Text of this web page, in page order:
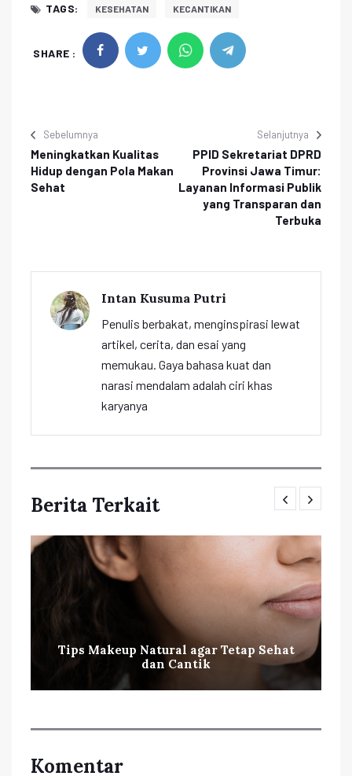
TAGS: KESEHATAN KECANTIKAN
SHARE :
Sebelumnya
Meningkatkan Kualitas
Hidup dengan Pola Makan
Sehat
Selanjutnya
PPID Sekretariat DPRD
Provinsi Jawa Timur:
Layanan Informasi Publik
yang Transparan dan
Terbuka
Intan Kusuma Putri
Penulis berbakat, menginspirasi lewat
artikel, cerita, dan esai yang
memukau. Gaya bahasa kuat dan
narasi mendalam adalah ciri khas
karyanya
Berita Terkait
Tips Makeup Natural agar Tetap Sehat
dan Cantik
Komentar